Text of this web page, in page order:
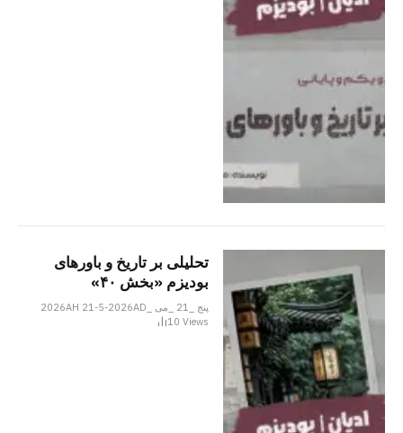
تحلیلی بر تاریخ و باورهای
بودیزم «بخش ۴۰»
پنج _21 _می _2026AH 21-5-2026AD
10Views